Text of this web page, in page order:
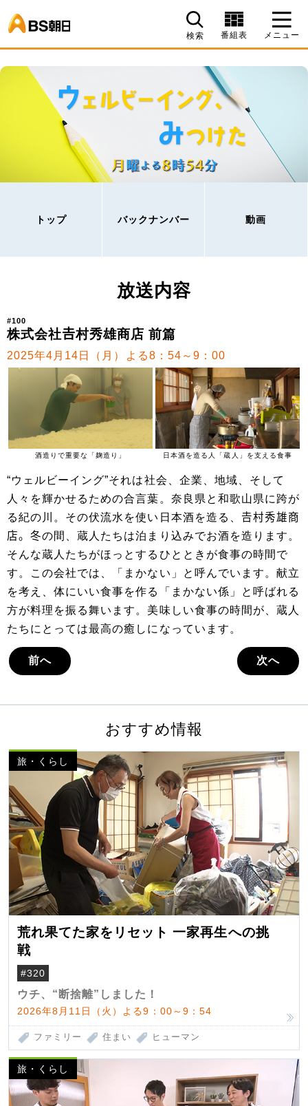
検索 番組表 メニュー
トップ バックナンバー 動画
放送内容
#100
株式会社𠮷村秀雄商店 前篇
2025年4月14日（月）よる8：54～9：00
酒造りで重要な「麹造り」 日本酒を造る人「蔵人」を支える食事
“ウェルビーイング”それは社会、企業、地域、そして
人々を輝かせるための合言葉。奈良県と和歌山県に跨が
る紀の川。その伏流水を使い日本酒を造る、𠮷村秀雄商
店。冬の間、蔵人たちは泊まり込みでお酒を造ります。
そんな蔵人たちがほっとするひとときが食事の時間で
す。この会社では、「まかない」と呼んでいます。献立
を考え、体にいい食事を作る「まかない係」と呼ばれる
方が料理を振る舞います。美味しい食事の時間が、蔵人
たちにとっては最高の癒しになっています。
前へ 次へ
おすすめ情報
旅・くらし
荒れ果てた家をリセット 一家再生への挑
戦
#320
ウチ、“断捨離”しました！
2026年8月11日（火）よる9：00～9：54
ファミリー 住まい ヒューマン
旅・くらし